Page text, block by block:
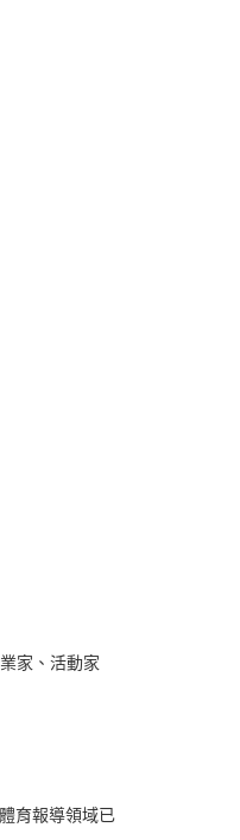
家、活動家
育報導領域已